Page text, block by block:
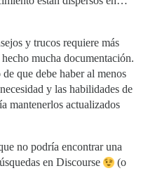
y trucos requiere más
mucha documentación.
que debe haber al menos
y las habilidades de
mantenerlos actualizados
no podría encontrar una
en Discourse
(o